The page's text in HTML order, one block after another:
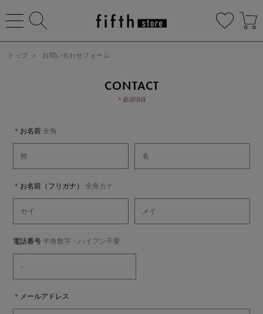
トップ > お問い合わせフォーム
CONTACT
＊必須項目
＊ お名前全角
＊ お名前（フリガナ）全角カナ
電話番号 半角数字・ハイフン不要
＊ メールアドレス